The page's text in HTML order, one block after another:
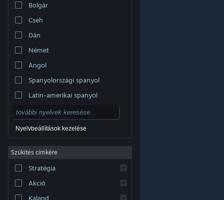
védjegyek jogos tulajdonosaiké az Egyesült
szabályzat
| Jogi információk
Steam előfizetői szerződés
Bolgár
Cseh
Dán
Német
Angol
Spanyolországi spanyol
Latin-amerikai spanyol
Nyelvbeállítások kezelése
Szűkítés címkére
Stratégia
Akció
Kaland